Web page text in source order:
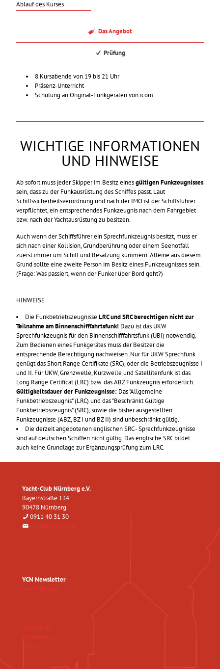
Ablauf des Kurses
Das Angebot
Prüfung
8 Kursabende von 19 bis 21 Uhr
Präsenz-Unterricht
Schulung an Original-Funkgeräten von icom
WICHTIGE INFORMATIONEN
UND HINWEISE
Ab sofort muss jeder Skipper im Besitz einesgültigen Funkzeugnisses
sein, dass zu der Funkausrüstung des Schiffes passt. Laut
Schiffssicherheitsverordnung und nach der IMO ist der Schiffsführer
verpflichtet, ein entsprechendes Funkzeugnis nach dem Fahrgebiet
bzw. nach der Yachtausrüstung zu besitzen.
Auch wenn der Schiffsführer ein Sprechfunkzeugnis besitzt, muss er
sich nach einer Kollision, Grundberührung oder einem Seenotfall
zuerst immer um Schiff und Besatzung kümmern. Alleine aus diesem
Grund sollte eine zweite Person im Besitz eines Funkzeugnisses sein.
(Frage: Was passiert, wenn der Funker über Bord geht?)
HINWEISE
Die Funkbetriebszeugnisse LRC und SRC berechtigen nicht zur
Teilnahme am Binnenschifffahrtsfunk! Dazu ist das UKW
Sprechfunkzeugnis für den Binnenschifffahrtsfunk (UBI) notwendig.
Zum Bedienen eines Funkgerätes muss der Besitzer die
entsprechende Berechtigung nachweisen. Nur für UKW Sprechfunk
genügt das Short Range Certifikate (SRC), oder die Betriebszeugnisse I
und II. Für UKW, Grenzwelle, Kurzwelle und Satellitenfunk ist das
Long Range Certificat (LRC) bzw. das ABZ Funkzeugnis erforderlich.
Gültigkeitsdauer der Funkzeugnisse: Das "Allgemeine
Funkbetriebszeugnis" (LRC) und das "Beschränkt Gültige
Funkbetriebszeugnis" (SRC), sowie die bisher ausgestellten
Funkzeugnisse (ABZ, BZ I und BZ II) sind unbeschränkt gültig.
Die derzeit angebotenen englischen SRC - Sprechfunkzeugnisse
sind auf deutschen Schiffen nicht gültig. Das englische SRC bildet
auch keine Grundlage zur Ergänzungsprüfung zum LRC.
Yacht-Club Nürnberg e.V.
Bayernstraße 134
90478 Nürnberg
0911 40 31 30
clubhaus@ycn.de
YCN Newsletter
Hier eintragen
Impressum
Datenschutz
Kontakt